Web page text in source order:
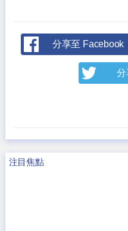
分享至 Facebook
分
注目焦點